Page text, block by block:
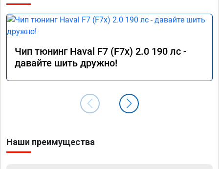
Чип тюнинг Haval F7 (F7x) 2.0 190 лс -
давайте шить дружно!
Наши преимущества